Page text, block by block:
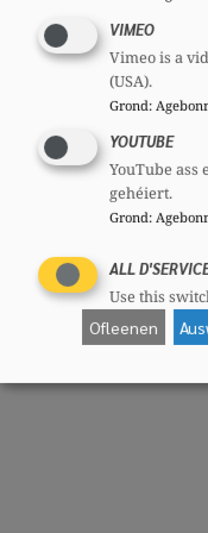
Hansen
Deelen
VIMEO
Vimeo is a
(USA).
Grond:
YOUTUBE
YouTube ass
gehéiert.
Grond:
ALL
Use this
Ofleenen